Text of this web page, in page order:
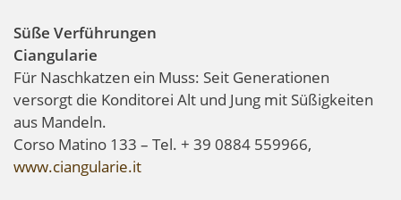
Süße Verführungen
Ciangularie
Für Naschkatzen ein Muss: Seit Generationen
versorgt die Konditorei Alt und Jung mit Süßigkeiten
aus Mandeln.
Corso Matino 133 – Tel. + 39 0884 559966,
www.ciangularie.it